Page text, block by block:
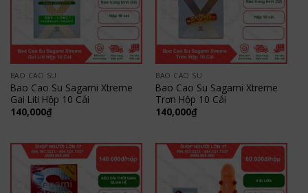
BAO CAO SU
Bao Cao Su Sagami Xtreme
Gai Liti Hộp 10 Cái
140,000₫
BAO CAO SU
Bao Cao Su Sagami Xtreme
Trơn Hộp 10 Cái
140,000₫